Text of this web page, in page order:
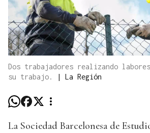
Dos trabajadores realizando
su trabajo.
| La Región
La Sociedad Barcelonesa de